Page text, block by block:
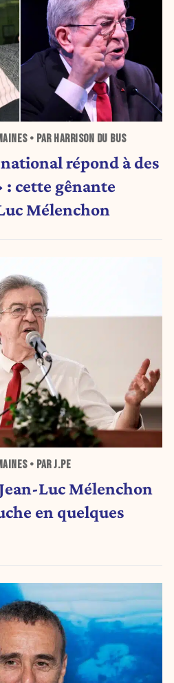
• PAR HARRISON DU BUS
répond à des
: cette gênante
Mélenchon
• PAR J.PE
Luc Mélenchon
en quelques